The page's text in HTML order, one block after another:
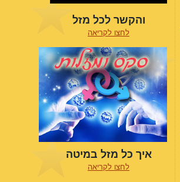
והקשר לכל מזל
לחצו לקריאה
איך כל מזל במיטה
לחצו לקריאה